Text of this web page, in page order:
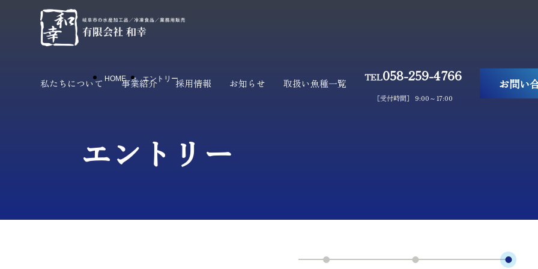
私たちについて 事業紹介 採用情報 お知らせ 取扱い魚種一覧
TEL058-259-4766
［受付時間］ 9:00～17:00
お問い
HOME エントリー
エントリー